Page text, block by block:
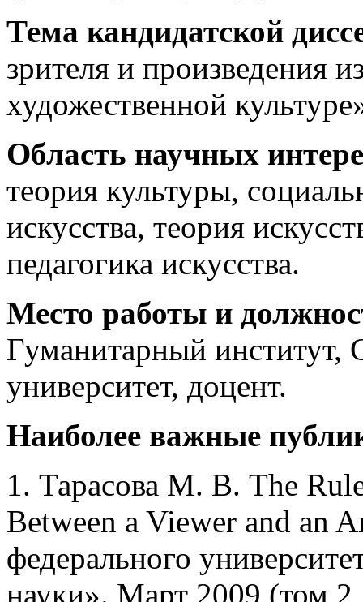
Тема кандидатской
зрителя и произведения
художественной
Область научных
теория культуры,
искусства, теория
педагогика искусства.
Место работы и
Гуманитарный институт,
университет, доцент.
Наиболее важные
1. Тарасова М. В. The
Between a Viewer and an
федерального
науки». Март 2009 (том